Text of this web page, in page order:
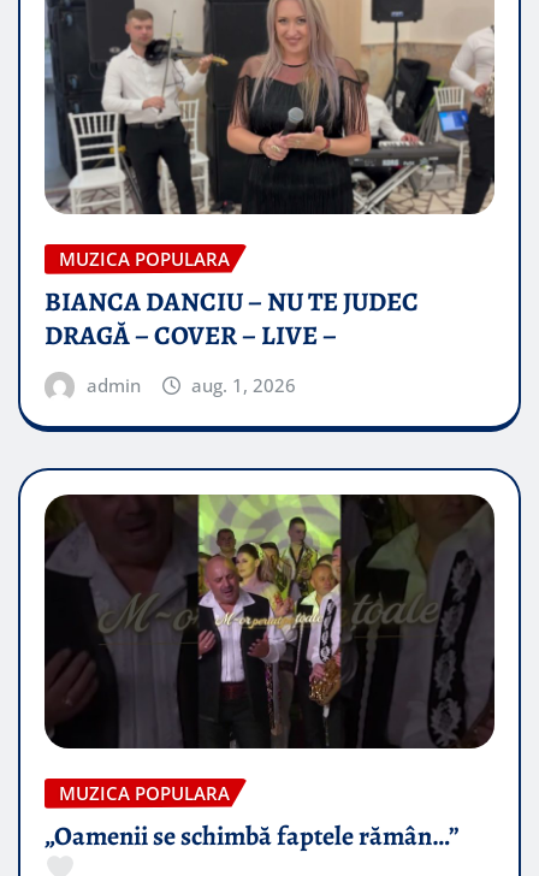
MUZICA POPULARA
BIANCA DANCIU – NU TE JUDEC
DRAGĂ – COVER – LIVE –
admin aug. 1, 2026
MUZICA POPULARA
„Oamenii se schimbă faptele rămân…”